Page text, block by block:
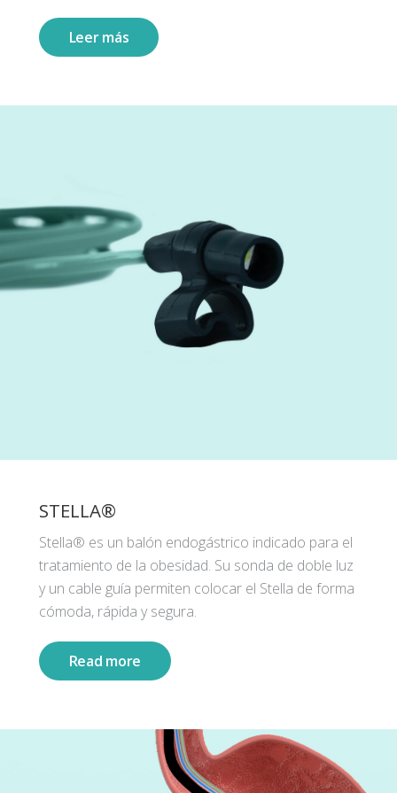
Leer más
STELLA®
Stella® es un balón endogástrico indicado para el
tratamiento de la obesidad. Su sonda de doble luz
y un cable guía permiten colocar el Stella de forma
cómoda, rápida y segura.
Read more